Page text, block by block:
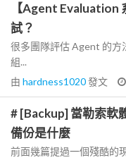
【Agent Evaluation
試？
很多團隊評估 Agent 的
組...
由 hardness1020發文
# [Backup] 當勒索軟
備份是什麼
前面幾篇提過一個殘酷的